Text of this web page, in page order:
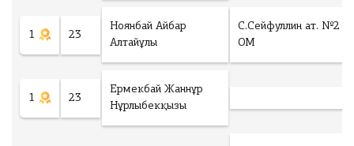
1 23
Ноянбай Айбар
Алтайұлы
С.Сейфуллин ат. №2
ОМ
1 23
Ермекбай Жаннұр
Нұрлыбекқызы
ы